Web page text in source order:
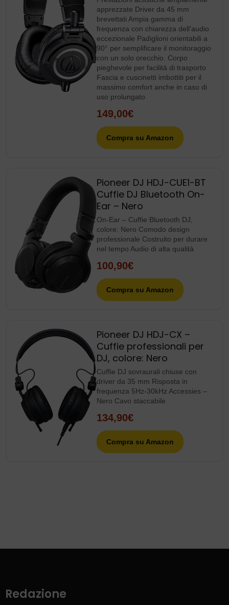
apprezzate Driver da 45 mm
brevettati Ampia gamma di
frequenza con chiarezza dell’audio
eccezionale Padiglioni orientabili a
90° per semplificare il monitoraggio
con un solo orecchio. Corpo
pieghevole per facilità di trasporto
Fascia e cuscinetti imbottiti per il
massimo comfort anche in caso di
uso prolungato
149,00€
Compra su Amazon
Pioneer DJ HDJ-CUE1-BT
Cuffie DJ Bluetooth On-
Ear – Nero
On-Ear – Cuffie Bluetooth DJ,
colore: Nero Comodo design
professionale Costruito per durare
nel tempo Audio di alta qualità
100,90€
Compra su Amazon
Pioneer DJ HDJ-CX –
Cuffie professionali per
DJ, colore: Nero
Cuffie DJ sovraurali chiuse con
driver da 35 mm Risposta in
frequenza 5Hz-30kHz Accessies –
Nero Cavo staccabile
134,90€
Compra su Amazon
Redazione